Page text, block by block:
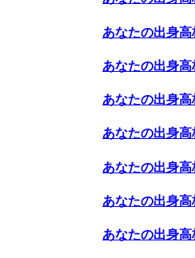
あなたの出身高
あなたの出身高
あなたの出身高
あなたの出身高
あなたの出身高
あなたの出身高
あなたの出身高